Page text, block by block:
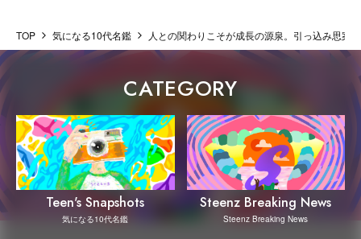
TOP 気になる10代名鑑 人との関わりこそが成長の源泉。引っ込み思案
CATEGORY
Teen's Snapshots
気になる10代名鑑
Steenz Breaking News
Steenz Breaking News